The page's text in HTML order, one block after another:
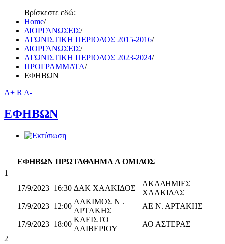
Βρίσκεστε εδώ:
Home/
ΔΙΟΡΓΑΝΩΣΕΙΣ/
ΑΓΩΝΙΣΤΙΚΗ ΠΕΡΙΟΔΟΣ 2015-2016/
ΔΙΟΡΓΑΝΩΣΕΙΣ/
ΑΓΩΝΙΣΤΙΚΗ ΠΕΡΙΟΔΟΣ 2023-2024/
ΠΡΟΓΡΑΜΜΑΤΑ/
ΕΦΗΒΩΝ
A+ R A-
ΕΦΗΒΩΝ
ΕΦΗΒΩΝ ΠΡΩΤΑΘΛΗΜΑ Α ΟΜΙΛΟΣ
1
17/9/2023 16:30 ΔΑΚ ΧΑΛΚΙΔΟΣ
ΑΚΑΔΗΜΙΕΣ
ΧΑΛΚΙΔΑΣ
17/9/2023 12:00
ΑΛΚΙΜΟΣ Ν .
ΑΡΤΑΚΗΣ
ΑΕ Ν. ΑΡΤΑΚΗΣ
17/9/2023 18:00
ΚΛΕΙΣΤΟ
ΑΛΙΒΕΡΙΟΥ
ΑΟ ΑΣΤΕΡΑΣ
2